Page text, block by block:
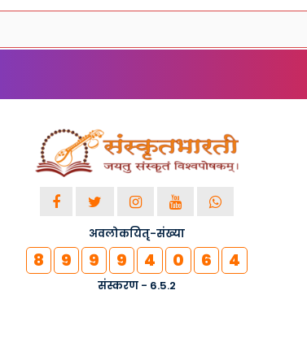
अवलोकयितृ-संख्या
8 9 9 9 4 0 6 4
संस्करण - 6.5.2